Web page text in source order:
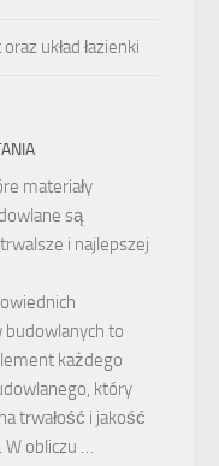
układ łazienki
materiały
są
i najlepszej
budowlanych to
każdego
który
trwałość i jakość
W obliczu …